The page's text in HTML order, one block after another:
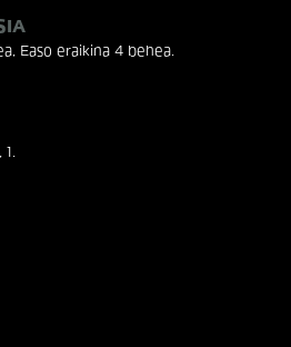
Easo eraikina 4 behea.
1.